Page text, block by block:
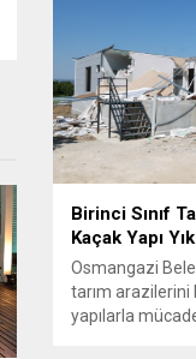
vatandaşlarla
kurmaya
Belediye
belediyecilik...
Birinci Sınıf
Kaçak Yapı
Osmangazi
tarım arazilerini
yapılarla